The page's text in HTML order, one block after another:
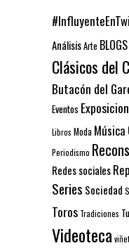
AnálisisArte BLOGS
Clásicos del
Butacón del
Eventos
Libros Moda Música
Periodismo
Redes sociales
Series Sociedad
Toros Tradiciones
Videoteca